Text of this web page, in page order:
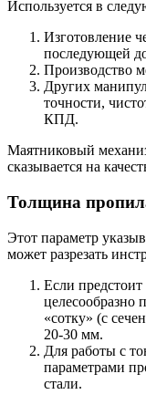
Используется в
Изготовление
последующей
Производство
Других
точности,
КПД.
Маятниковый
сказывается на
Толщина
Этот параметр
может разрезать
Если предстоит
целесообразно
«сотку» (с
20-30 мм.
Для работы с
параметрами
стали.